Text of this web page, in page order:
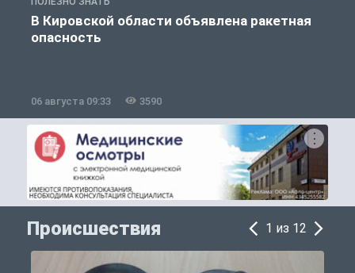
В Кировской области объявлена ракетная
опасность
06 августа 09:33 3590
Происшествия 1 из 12